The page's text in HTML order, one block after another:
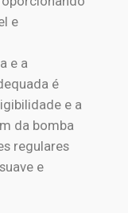
e
e a
é
e a
da bomba
regulares
e